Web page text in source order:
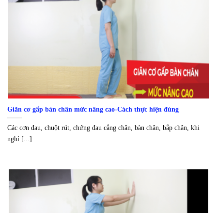
Giãn cơ gấp bàn chân mức nâng cao-Cách thực hiện đúng
Các cơn đau, chuột rút, chứng đau cẳng chân, bàn chân, bắp chân, khi
nghỉ [...]